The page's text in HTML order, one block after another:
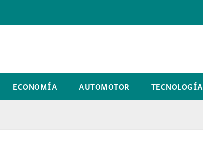
ECONOMÍA AUTOMOTOR TECNOLOGÍA